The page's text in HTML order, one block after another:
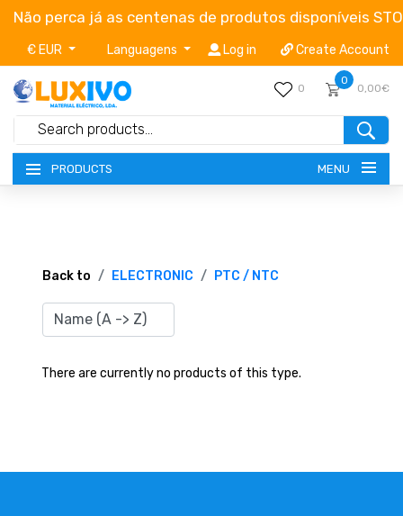
Não perca já as centenas de produtos disponíveis
€ EUR Languagens Log in Create Account
0
0
0,00€
PRODUCTS MENU
TERMS OF SERVICE
CATALOGUES
Back to ELECTRONIC PTC / NTC
There are currently no products of this type.